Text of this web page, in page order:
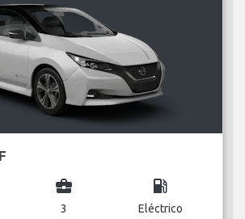
business_center
3
local_gas_station
Eléctrico